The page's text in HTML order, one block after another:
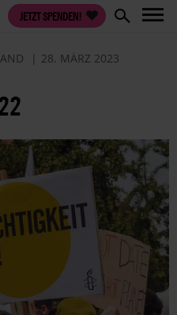
JETZT SPENDEN!
28. MÄRZ 2023